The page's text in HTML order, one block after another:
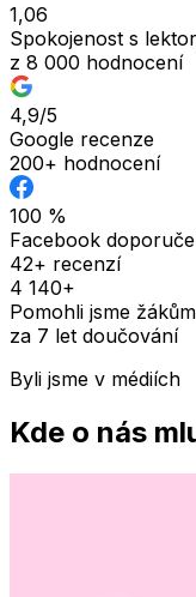
1,06
Spokojenost s
z 8 000 hodnocení
4,9/5
Google recenze
200+ hodnocení
100 %
Facebook
42+ recenzí
4 140+
Pomohli jsme žákům
za 7 let doučování
Byli jsme v médiích
Kde o nás